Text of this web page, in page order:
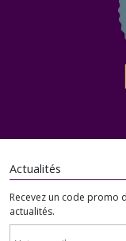
Actualités
Recevez un code promo
actualités.